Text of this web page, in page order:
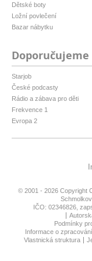
Dětské boty
Ložní povlečení
Bazar nábytku
Doporučujeme
Starjob
České podcasty
Rádio a zábava pro děti
Frekvence 1
Evropa 2
© 2001 - 2026 Copyright
IČO: 02346826,
Podmínky
Informace o
Vlastnická struktura